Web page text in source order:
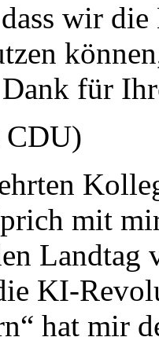
wir
für
CDU)
mit
Landtag
KI-
hat mir